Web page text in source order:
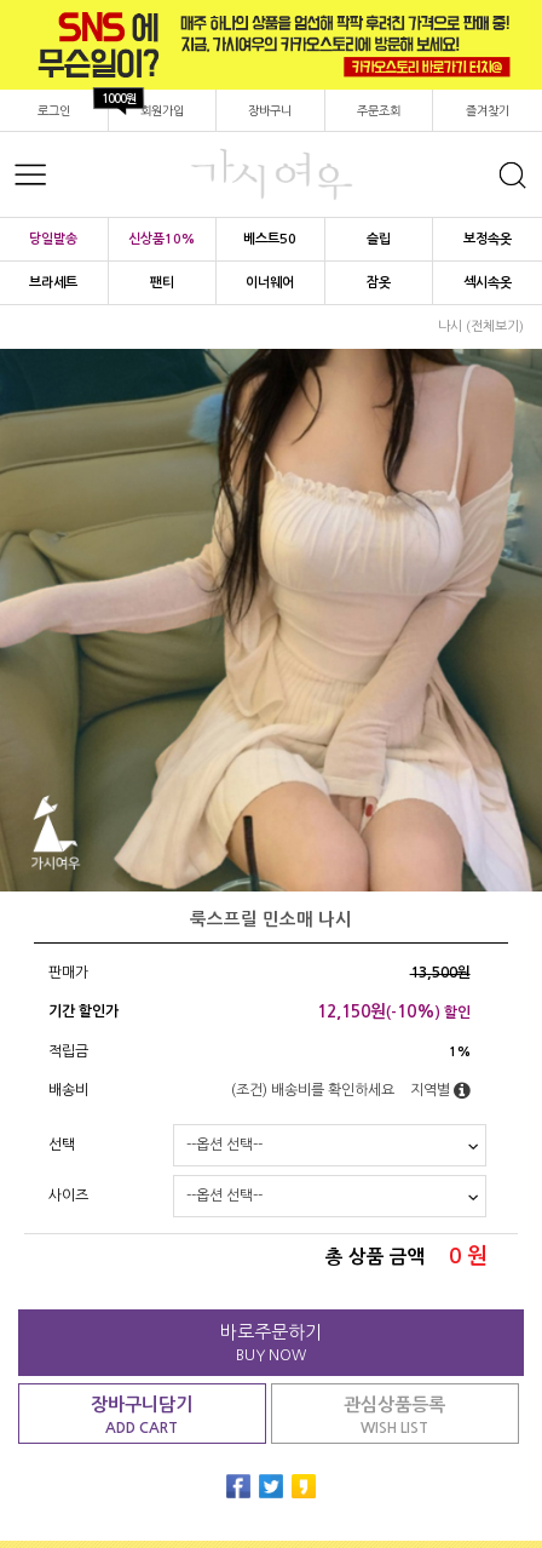
로그인 회원가입
1000원
장바구니 주문조회 즐겨찾기
당일발송 신상품10% 베스트50 슬립 보정속옷
브라세트 팬티 이너웨어 잠옷 섹시속옷
나시 (전체보기)
룩스프릴 민소매 나시
판매가 13,500원
기간 할인가 12,150원(- 10%) 할인
적립금 1%
배송비 (조건) 배송비를 확인하세요 지역별
선택
사이즈
총 상품 금액 0 원
바로주문하기
BUY NOW
장바구니담기
ADD CART
관심상품등록
WISH LIST